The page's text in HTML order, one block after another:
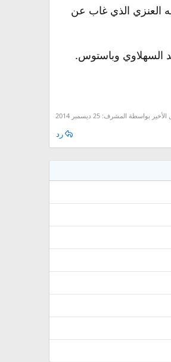
العنزي الذي غاب عن
السهلاوي وباستوس.
الأخير بواسطة المشرف: 25 ديسمبر 2014
رد